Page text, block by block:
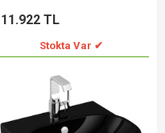
11.922 TL
Stokta Var ✔